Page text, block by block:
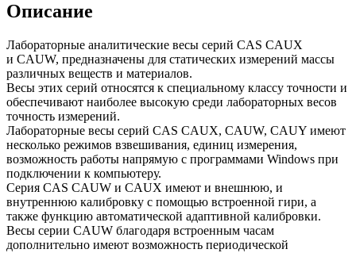
Описание
Лабораторные аналитические весы серий CAS CAUX
и CAUW, предназначены для статических измерений массы
различных веществ и материалов.
Весы этих серий относятся к специальному классу точности и
обеспечивают наиболее высокую среди лабораторных весов
точность измерений.
Лабораторные весы серий CAS CAUX, CAUW, CAUY имеют
несколько режимов взвешивания, единиц измерения,
возможность работы напрямую с программами Windows при
подключении к компьютеру.
Серия CAS CAUW и CAUX имеют и внешнюю, и
внутреннюю калибровку с помощью встроенной гири, а
также функцию автоматической адаптивной калибровки.
Весы серии CAUW благодаря встроенным часам
дополнительно имеют возможность периодической